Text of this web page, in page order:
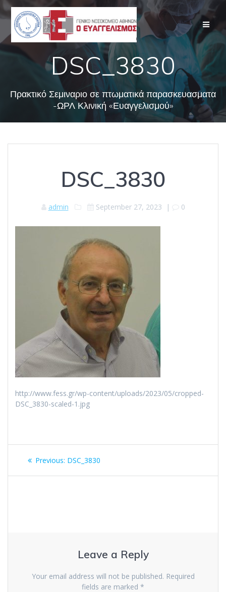
Skip
content
DSC_3830
Πρακτικό Σεμιναριο σε πτωματικά παρασκευασματα
-ΩΡΛ Κλινική «Ευαγγελισμού»
DSC_3830
admin September 27, 2023 | 0
http://www.fess.gr/wp-content/uploads/2023/05/cropped-
DSC_3830-scaled-1.jpg
Post
navigation
Previous: Previous
DSC_3830
Leave a Reply
Your email address will not be published. Required
fields are marked *